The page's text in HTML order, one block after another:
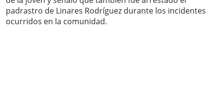
padrastro de Linares Rodríguez durante los incidentes
ocurridos en la comunidad.